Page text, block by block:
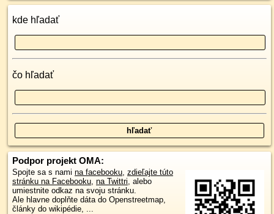
kde hľadať
čo hľadať
Podpor projekt OMA:
Spojte sa s nami na facebooku, zdieľajte túto
stránku na Facebooku, na Twittri, alebo
umiestnite odkaz na svoju stránku.
Ale hlavne doplňte dáta do Openstreetmap,
články do wikipédie, ...